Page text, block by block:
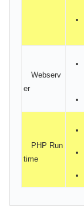
Webserv
er
PHP Run
time